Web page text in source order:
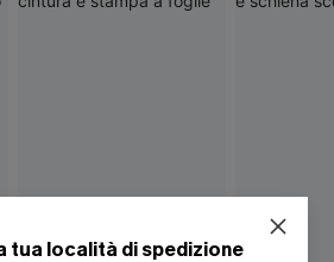
tua località di spedizione